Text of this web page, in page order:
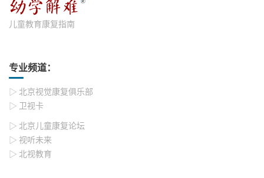
儿童教育康复指南
专业频道：
▷ 北京视觉康复俱乐部
▷ 卫视卡
▷ 北京儿童康复论坛
▷ 视听未来
▷ 北视教育